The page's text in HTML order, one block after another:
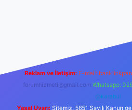
Reklam ve İletişim: E-mail:
forumhizmeti@gmail.com Whatsapp:
@karabul
Yasal Uyarı: Sitemiz, 5651 Sayılı Kanun